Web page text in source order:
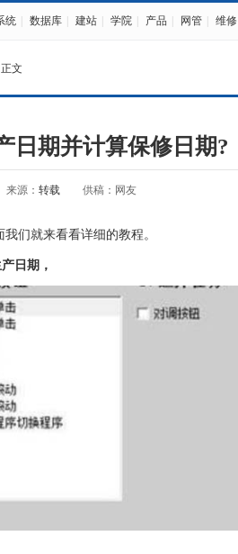
统 数据库 建站 学院 产品 网管 维修
文
日期并计算保修日期?
来源： 转载 供稿：网友
们就来看看详细的教程。
日期，